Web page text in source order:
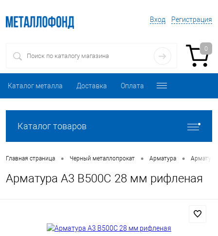
Вход Регистрация
0
Каталог металла Доставка Оплата
Каталог товаров
Главная страница • Черный металлопрокат • Арматура •
Арматура А3 B500С 28 мм рифленая